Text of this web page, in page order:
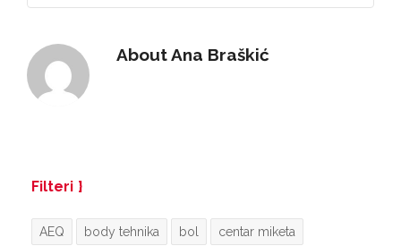
AboutAna Braškić
Filteri
AEQ body tehnika bol centar miketa